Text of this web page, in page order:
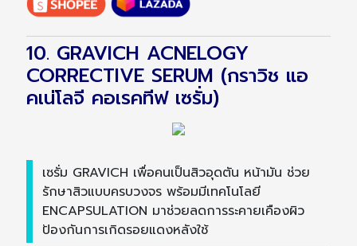
10. GRAVICH ACNELOGY
CORRECTIVE SERUM (กราวิช แอ
คเน่โลจี คอเรคทีฟ เซรั่ม)
เซรั่ม GRAVICH เพื่อคนเป็นสิวอุดตัน หน้ามัน ช่วย
รักษาสิวแบบครบวงจร พร้อมมีเทคโนโลยี
ENCAPSULATION มาช่วยลดการระคายเคืองผิว
ป้องกันการเกิดรอยแดงหลังใช้